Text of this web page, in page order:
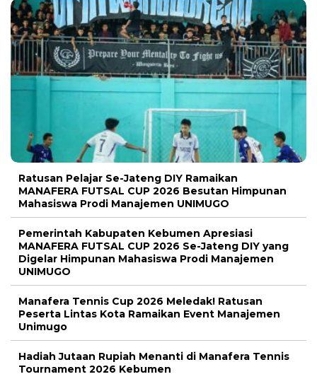
Ratusan Pelajar Se-Jateng DIY Ramaikan
MANAFERA FUTSAL CUP 2026 Besutan Himpunan
Mahasiswa Prodi Manajemen UNIMUGO
Pemerintah Kabupaten Kebumen Apresiasi
MANAFERA FUTSAL CUP 2026 Se-Jateng DIY yang
Digelar Himpunan Mahasiswa Prodi Manajemen
UNIMUGO
Manafera Tennis Cup 2026 Meledak! Ratusan
Peserta Lintas Kota Ramaikan Event Manajemen
Unimugo
Hadiah Jutaan Rupiah Menanti di Manafera Tennis
Tournament 2026 Kebumen